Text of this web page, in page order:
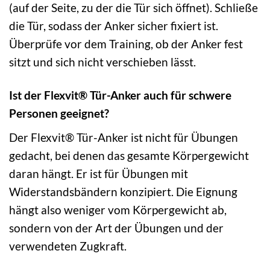
(auf der Seite, zu der die Tür sich öffnet). Schließe
die Tür, sodass der Anker sicher fixiert ist.
Überprüfe vor dem Training, ob der Anker fest
sitzt und sich nicht verschieben lässt.
Ist der Flexvit® Tür-Anker auch für schwere
Personen geeignet?
Der Flexvit® Tür-Anker ist nicht für Übungen
gedacht, bei denen das gesamte Körpergewicht
daran hängt. Er ist für Übungen mit
Widerstandsbändern konzipiert. Die Eignung
hängt also weniger vom Körpergewicht ab,
sondern von der Art der Übungen und der
verwendeten Zugkraft.